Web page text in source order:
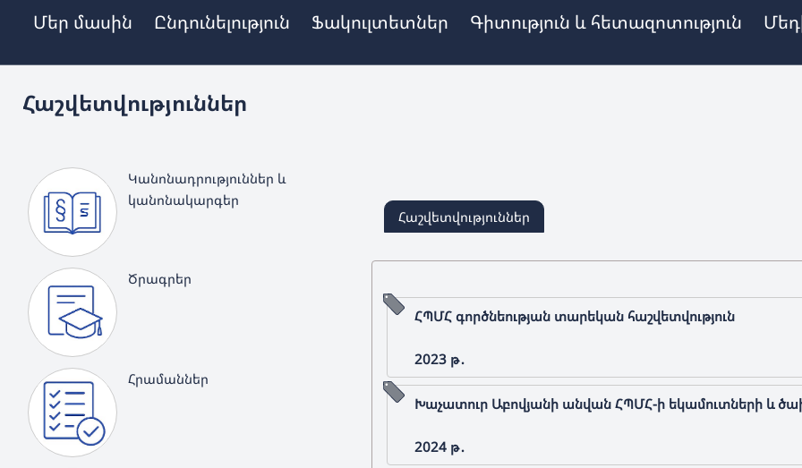
Մեր մասին Ընդունելություն Ֆակուլտետներ Գիտություն և հետազոտություն
Հաշվետվություններ
Կանոնադրություններ և
կանոնակարգեր
Ծրագրեր
Հրամաններ
Հաշվետվություններ
ՀՊՄՀ գործնեության տարեկան հաշվետվություն
2023 թ․
Խաչատուր Աբովյանի անվան ՀՊՄՀ-ի եկամուտների և
2024 թ․